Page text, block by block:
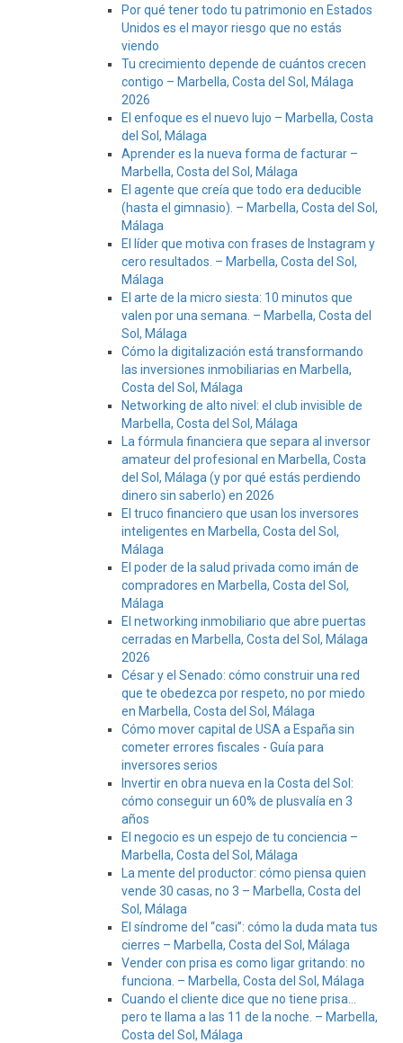
Por qué tener todo tu patrimonio en Estados
Unidos es el mayor riesgo que no estás
viendo
Tu crecimiento depende de cuántos crecen
contigo – Marbella, Costa del Sol, Málaga
2026
El enfoque es el nuevo lujo – Marbella, Costa
del Sol, Málaga
Aprender es la nueva forma de facturar –
Marbella, Costa del Sol, Málaga
El agente que creía que todo era deducible
(hasta el gimnasio). – Marbella, Costa del Sol,
Málaga
El líder que motiva con frases de Instagram y
cero resultados. – Marbella, Costa del Sol,
Málaga
El arte de la micro siesta: 10 minutos que
valen por una semana. – Marbella, Costa del
Sol, Málaga
Cómo la digitalización está transformando
las inversiones inmobiliarias en Marbella,
Costa del Sol, Málaga
Networking de alto nivel: el club invisible de
Marbella, Costa del Sol, Málaga
La fórmula financiera que separa al inversor
amateur del profesional en Marbella, Costa
del Sol, Málaga (y por qué estás perdiendo
dinero sin saberlo) en 2026
El truco financiero que usan los inversores
inteligentes en Marbella, Costa del Sol,
Málaga
El poder de la salud privada como imán de
compradores en Marbella, Costa del Sol,
Málaga
El networking inmobiliario que abre puertas
cerradas en Marbella, Costa del Sol, Málaga
2026
César y el Senado: cómo construir una red
que te obedezca por respeto, no por miedo
en Marbella, Costa del Sol, Málaga
Cómo mover capital de USA a España sin
cometer errores fiscales - Guía para
inversores serios
Invertir en obra nueva en la Costa del Sol:
cómo conseguir un 60% de plusvalía en 3
años
El negocio es un espejo de tu conciencia –
Marbella, Costa del Sol, Málaga
La mente del productor: cómo piensa quien
vende 30 casas, no 3 – Marbella, Costa del
Sol, Málaga
El síndrome del “casi”: cómo la duda mata tus
cierres – Marbella, Costa del Sol, Málaga
Vender con prisa es como ligar gritando: no
funciona. – Marbella, Costa del Sol, Málaga
Cuando el cliente dice que no tiene prisa…
pero te llama a las 11 de la noche. – Marbella,
Costa del Sol, Málaga